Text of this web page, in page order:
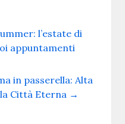
l’estate di
appuntamenti
in passerella: Alta
Città Eterna →